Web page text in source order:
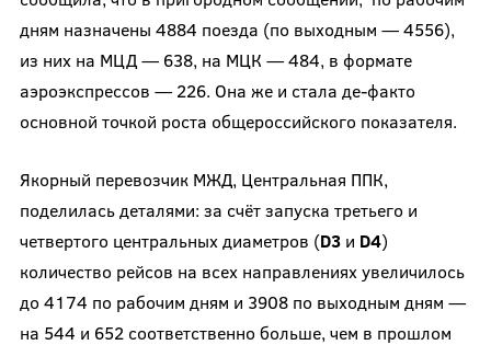
дням назначены 4884 поезда (по выходным — 4556),
из них на МЦД — 638, на МЦК — 484, в формате
аэроэкспрессов — 226. Она же и стала де-факто
основной точкой роста общероссийского показателя.
Якорный перевозчик МЖД, Центральная ППК,
поделилась деталями: за счёт запуска третьего и
четвертого центральных диаметров (D3и D4)
количество рейсов на всех направлениях увеличилось
до 4174 по рабочим дням и 3908 по выходным дням —
на 544 и 652 соответственно больше, чем в прошлом